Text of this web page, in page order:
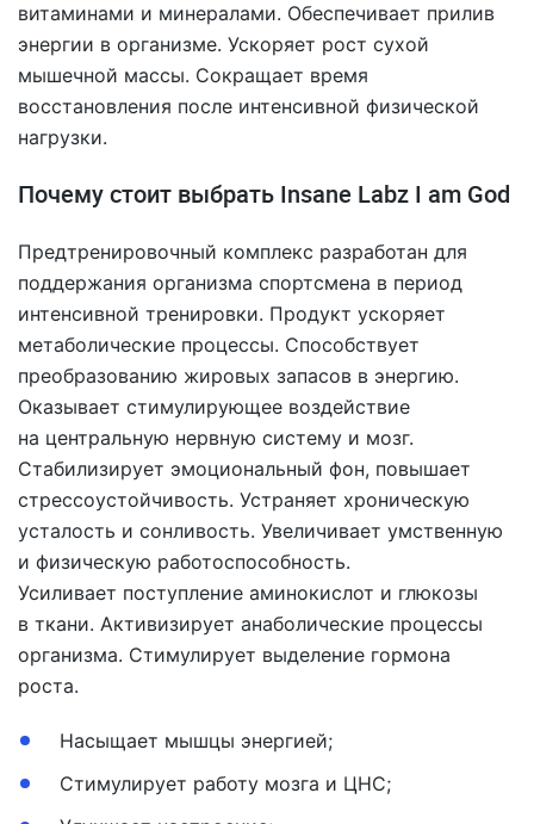
витаминами и минералами. Обеспечивает прилив
энергии в организме. Ускоряет рост сухой
мышечной массы. Сокращает время
восстановления после интенсивной физической
нагрузки.
Почему стоит выбрать Insane Labz I am God
Предтренировочный комплекс разработан для
поддержания организма спортсмена в период
интенсивной тренировки. Продукт ускоряет
метаболические процессы. Способствует
преобразованию жировых запасов в энергию.
Оказывает стимулирующее воздействие
на центральную нервную систему и мозг.
Стабилизирует эмоциональный фон, повышает
стрессоустойчивость. Устраняет хроническую
усталость и сонливость. Увеличивает умственную
и физическую работоспособность.
Усиливает поступление аминокислот и глюкозы
в ткани. Активизирует анаболические процессы
организма. Стимулирует выделение гормона
роста.
Насыщает мышцы энергией;
Стимулирует работу мозга и ЦНС;